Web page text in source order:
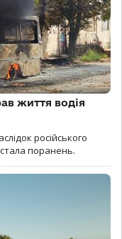
життя водія
російського
поранень.